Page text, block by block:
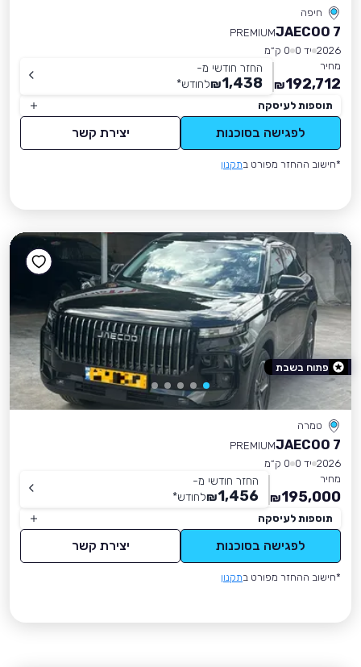
חיפה
JAECOO 7
PREMIUM
2026 יד 0
0 ק״מ
מחיר
192,712
₪
החזר חודשי מ-
1,438
₪לחודש*
תוספות לעיסקה
לפגישה בסוכנות יצירת קשר
*חישוב ההחזר מפורט בתקנון
טמרה
JAECOO 7
PREMIUM
2026 יד 0
0 ק״מ
מחיר
195,000
₪
החזר חודשי מ-
1,456
₪לחודש*
תוספות לעיסקה
לפגישה בסוכנות יצירת קשר
*חישוב ההחזר מפורט בתקנון
פתוח בשבת